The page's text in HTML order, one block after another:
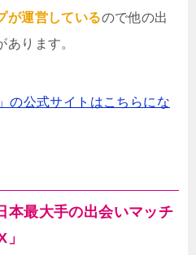
が運営しているので他の出
ります。
の公式サイトはこちらにな
本最大手の出会いマッチ